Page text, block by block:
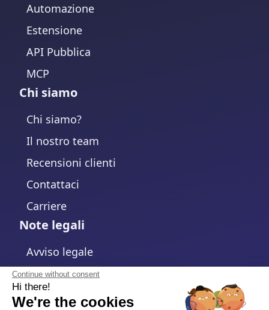
Continue without consent
Hi there!
We're the cookies
Automazione
Estensione
API Pubblica
MCP
Chi siamo
Chi siamo?
Il nostro team
Recensioni clienti
Contattaci
Carriere
Note legali
Avviso legale
Informativa sulla Privacy
Politica sui cookie